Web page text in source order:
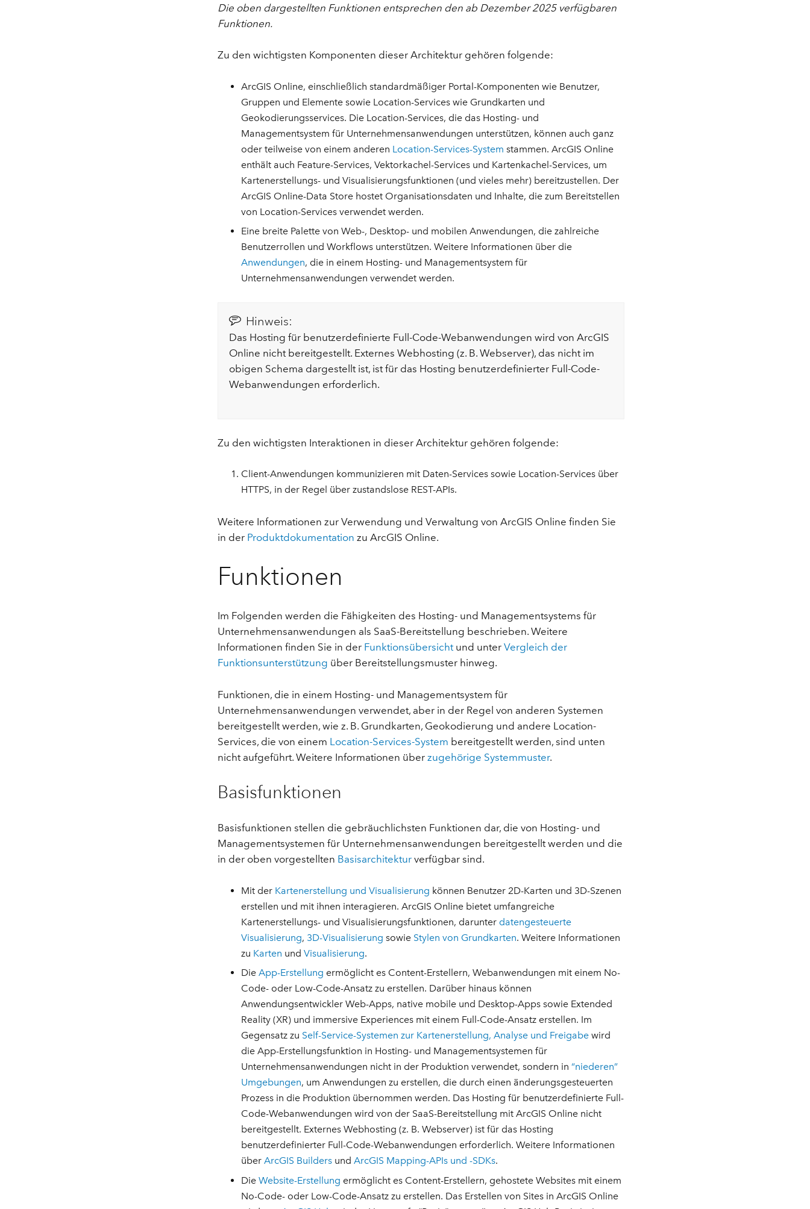
Die oben dargestellten Funktionen entsprechen den ab Dezember 2025 verfügbaren
Funktionen.
Zu den wichtigsten Komponenten dieser Architektur gehören folgende:
ArcGIS Online, einschließlich standardmäßiger Portal-Komponenten wie Benutzer,
Gruppen und Elemente sowie Location-Services wie Grundkarten und
Geokodierungsservices. Die Location-Services, die das Hosting- und
Managementsystem für Unternehmensanwendungen unterstützen, können auch ganz
oder teilweise von einem anderen Location-Services-System stammen. ArcGIS Online
enthält auch Feature-Services, Vektorkachel-Services und Kartenkachel-Services, um
Kartenerstellungs- und Visualisierungsfunktionen (und vieles mehr) bereitzustellen. Der
ArcGIS Online-Data Store hostet Organisationsdaten und Inhalte, die zum Bereitstellen
von Location-Services verwendet werden.
Eine breite Palette von Web-, Desktop- und mobilen Anwendungen, die zahlreiche
Benutzerrollen und Workflows unterstützen. Weitere Informationen über die
Anwendungen, die in einem Hosting- und Managementsystem für
Unternehmensanwendungen verwendet werden.
Hinweis:
Das Hosting für benutzerdefinierte Full-Code-Webanwendungen wird von ArcGIS
Online nicht bereitgestellt. Externes Webhosting (z. B. Webserver), das nicht im
obigen Schema dargestellt ist, ist für das Hosting benutzerdefinierter Full-Code-
Webanwendungen erforderlich.
Zu den wichtigsten Interaktionen in dieser Architektur gehören folgende:
Client-Anwendungen kommunizieren mit Daten-Services sowie Location-Services über
HTTPS, in der Regel über zustandslose REST-APIs.
Weitere Informationen zur Verwendung und Verwaltung von ArcGIS Online finden Sie
in der Produktdokumentation zu ArcGIS Online.
Funktionen
Im Folgenden werden die Fähigkeiten des Hosting- und Managementsystems für
Unternehmensanwendungen als SaaS-Bereitstellung beschrieben. Weitere
Informationen finden Sie in der Funktionsübersichtund unterVergleich der
Funktionsunterstützung über Bereitstellungsmuster hinweg.
Funktionen, die in einem Hosting- und Managementsystem für
Unternehmensanwendungen verwendet, aber in der Regel von anderen Systemen
bereitgestellt werden, wie z. B. Grundkarten, Geokodierung und andere Location-
Services, die von einem Location-Services-System bereitgestellt werden, sind unten
nicht aufgeführt. Weitere Informationen überzugehörige Systemmuster.
Basisfunktionen
Basisfunktionen stellen die gebräuchlichsten Funktionen dar, die von Hosting- und
Managementsystemen für Unternehmensanwendungen bereitgestellt werden und die
in der oben vorgestellten Basisarchitektur verfügbar sind.
Mit der Kartenerstellung und Visualisierung können Benutzer 2D-Karten und 3D-Szenen
erstellen und mit ihnen interagieren. ArcGIS Online bietet umfangreiche
Kartenerstellungs- und Visualisierungsfunktionen, darunter datengesteuerte
Visualisierung, 3D-Visualisierung sowie Stylen von Grundkarten. Weitere Informationen
zu Karten und Visualisierung.
Die App-Erstellung ermöglicht es Content-Erstellern, Webanwendungen mit einem No-
Code- oder Low-Code-Ansatz zu erstellen. Darüber hinaus können
Anwendungsentwickler Web-Apps, native mobile und Desktop-Apps sowie Extended
Reality (XR) und immersive Experiences mit einem Full-Code-Ansatz erstellen. Im
Gegensatz zu Self-Service-Systemen zur Kartenerstellung, Analyse und Freigabewird
die App-Erstellungsfunktion in Hosting- und Managementsystemen für
Unternehmensanwendungen nicht in der Produktion verwendet, sondern in “niederen”
Umgebungen, um Anwendungen zu erstellen, die durch einen änderungsgesteuerten
Prozess in die Produktion übernommen werden. Das Hosting für benutzerdefinierte Full-
Code-Webanwendungen wird von der SaaS-Bereitstellung mit ArcGIS Online nicht
bereitgestellt. Externes Webhosting (z. B. Webserver) ist für das Hosting
benutzerdefinierter Full-Code-Webanwendungen erforderlich. Weitere Informationen
über ArcGIS Buildersund ArcGIS Mapping-APIs und -SDKs.
Die Website-Erstellung ermöglicht es Content-Erstellern, gehostete Websites mit einem
No-Code- oder Low-Code-Ansatz zu erstellen. Das Erstellen von Sites in ArcGIS Online